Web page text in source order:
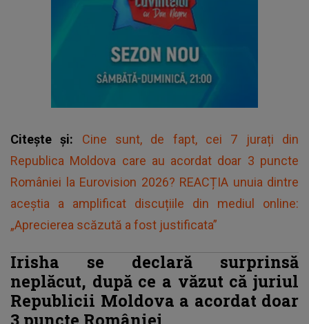
Citește și: Cine sunt, de fapt, cei 7 jurați din
Republica Moldova care au acordat doar 3 puncte
României la Eurovision 2026? REACȚIA unuia dintre
aceștia a amplificat discuțiile din mediul online:
„Aprecierea scăzută a fost justificata”
Irisha se declară surprinsă
neplăcut, după ce a văzut că juriul
Republicii Moldova a acordat doar
3 puncte României